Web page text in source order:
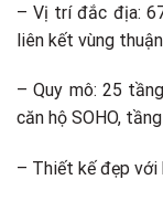
– Vị trí đắc địa:
liên kết vùng
– Quy mô: 25
căn hộ SOHO,
– Thiết kế đẹp với